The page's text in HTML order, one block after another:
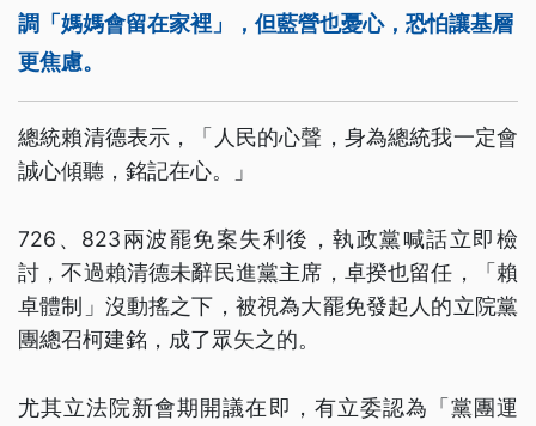
調「媽媽會留在家裡」，但藍營也憂心，恐怕讓基層
更焦慮。
總統賴清德表示，「人民的心聲，身為總統我一定會
誠心傾聽，銘記在心。」
726、823兩波罷免案失利後，執政黨喊話立即檢
討，不過賴清德未辭民進黨主席，卓揆也留任，「賴
卓體制」沒動搖之下，被視為大罷免發起人的立院黨
團總召柯建銘，成了眾矢之的。
尤其立法院新會期開議在即，有立委認為「黨團運